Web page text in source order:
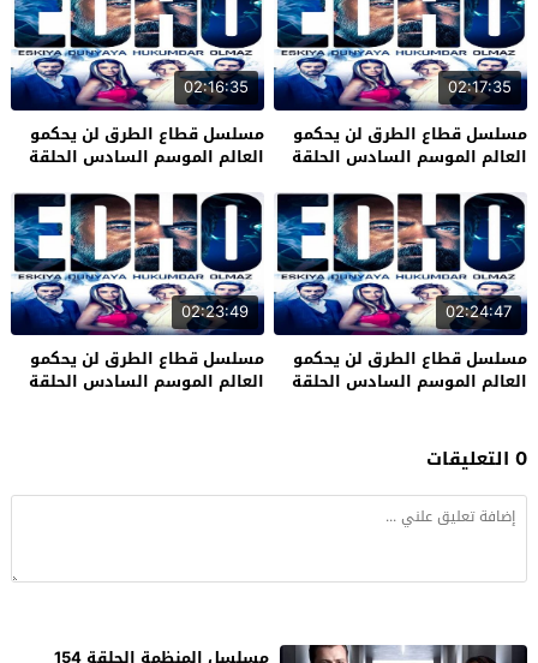
02:17:35
مسلسل قطاع الطرق لن يحكمو
العالم الموسم السادس الحلقة
02:16:35
مسلسل قطاع الطرق لن يحكمو
العالم الموسم السادس الحلقة
02:24:47
مسلسل قطاع الطرق لن يحكمو
العالم الموسم السادس الحلقة
02:23:49
مسلسل قطاع الطرق لن يحكمو
العالم الموسم السادس الحلقة
0 التعليقات